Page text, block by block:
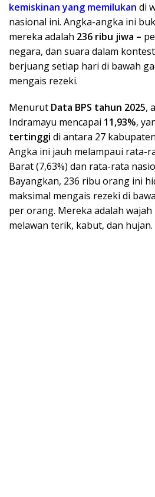
kemiskinan yang memilukan di
nasional ini. Angka-angka ini
mereka adalah 236 ribu jiwa –
negara, dan suara dalam
berjuang setiap hari di bawah
mengais rezeki.
​Menurut Data BPS tahun 2025,
Indramayu mencapai 11,93%,
tertinggi di antara 27
Angka ini jauh melampaui rata-
Barat (7,63%) dan rata-rata
Bayangkan, 236 ribu orang ini
maksimal mengais rezeki di
per orang. Mereka adalah
melawan terik, kabut, dan hujan.